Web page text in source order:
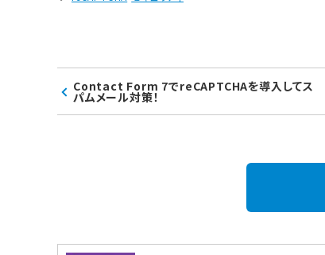
Contact Form 7でreCAPTCHAを導入してス
パムメール対策！